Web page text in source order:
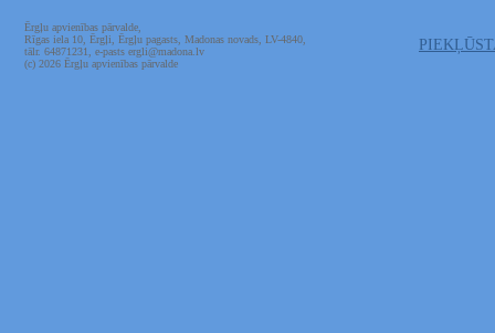
Ērgļu apvienības pārvalde,
Rīgas iela 10, Ērgļi, Ērgļu pagasts, Madonas novads, LV-4840,
tālr. 64871231, e-pasts ergli@madona.lv
(c) 2026 Ērgļu apvienības pārvalde